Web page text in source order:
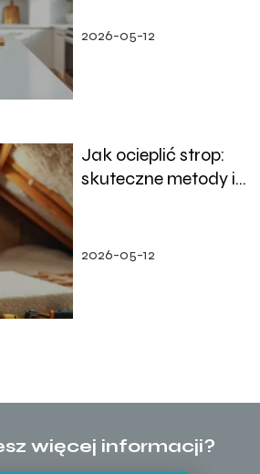
2026-05-12
Jak ocieplić strop:
skuteczne metody i
2026-05-12
więcej informacji?